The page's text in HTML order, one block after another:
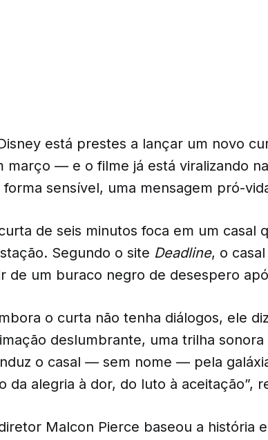
está prestes a lançar um novo
março — e o filme já está viralizando
forma sensível, uma mensagem pró-
de seis minutos foca em um casal
Segundo o site Deadline, o
de um buraco negro de desespero
o curta não tenha diálogos, ele
deslumbrante, uma trilha
o casal — sem nome — pela
da alegria à dor, do luto à aceitação”,
Malcon Pierce baseou a história